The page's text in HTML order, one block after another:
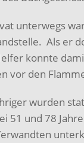
unterwegs
Als er
konnte
vor den
wurden
51 und 78